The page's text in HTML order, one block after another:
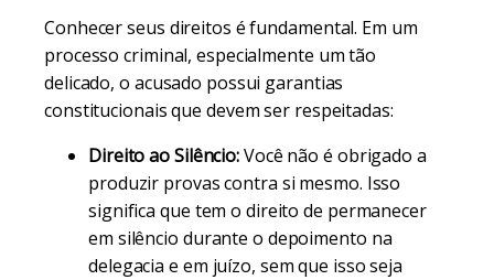
Conhecer seus direitos é fundamental. Em um
processo criminal, especialmente um tão
delicado, o acusado possui garantias
constitucionais que devem ser respeitadas:
Direito ao Silêncio:Você não é obrigado a
produzir provas contra si mesmo. Isso
significa que tem o direito de permanecer
em silêncio durante o depoimento na
delegacia e em juízo, sem que isso seja